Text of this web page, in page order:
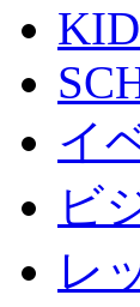
イ
ビ
レ